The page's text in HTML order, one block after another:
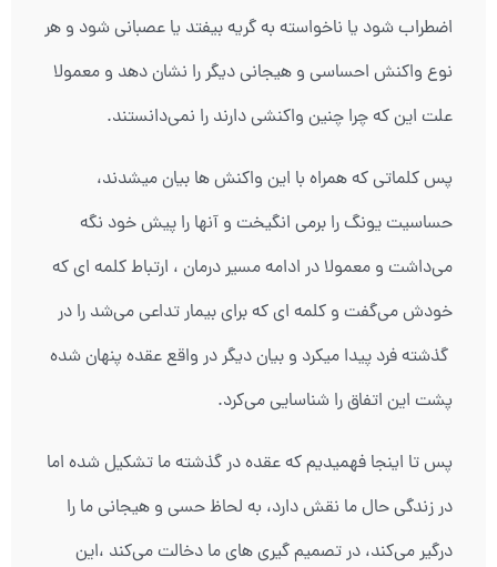
اضطراب شود یا ناخواسته به گریه بیفتد یا عصبانی شود و هر
نوع واکنش احساسی و هیجانی دیگر را نشان دهد و معمولا
علت این که چرا چنین واکنشی دارند را نمی‌دانستند.
پس کلماتی که همراه با این واکنش ها بیان میشدند،
حساسیت یونگ را برمی انگیخت و آنها را پیش خود نگه
می‌داشت و معمولا در ادامه مسیر درمان ، ارتباط کلمه ای که
خودش می‌گفت و کلمه ای که برای بیمار تداعی می‌شد را در
گذشته فرد پیدا میکرد و بیان دیگر در واقع عقده پنهان شده
پشت این اتفاق را شناسایی می‌کرد.
پس تا اینجا فهمیدیم که عقده در گذشته ما تشکیل شده اما
در زندگی حال ما نقش دارد، به لحاظ حسی و هیجانی ما را
درگیر می‌کند، در تصمیم گیری های ما دخالت می‌کند ،این